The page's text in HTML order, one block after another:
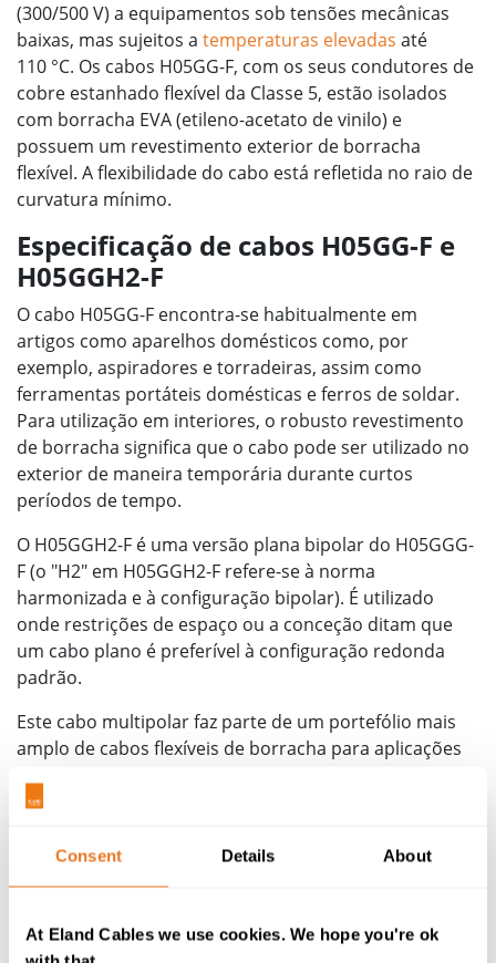
Consent Details About
At Eland Cables we use cookies. We hope you're ok
(300/500 V) a equipamentos sob tensões mecânicas
baixas, mas sujeitos a temperaturas elevadas até
110 °C. Os cabos H05GG-F, com os seus condutores de
cobre estanhado flexível da Classe 5, estão isolados
com borracha EVA (etileno-acetato de vinilo) e
possuem um revestimento exterior de borracha
flexível. A flexibilidade do cabo está refletida no raio de
curvatura mínimo.
Especificação de cabos H05GG-F e
H05GGH2-F
O cabo H05GG-F encontra-se habitualmente em
artigos como aparelhos domésticos como, por
exemplo, aspiradores e torradeiras, assim como
ferramentas portáteis domésticas e ferros de soldar.
Para utilização em interiores, o robusto revestimento
de borracha significa que o cabo pode ser utilizado no
exterior de maneira temporária durante curtos
períodos de tempo.
O H05GGH2-F é uma versão plana bipolar do H05GGG-
F (o "H2" em H05GGH2-F refere-se à norma
harmonizada e à configuração bipolar). É utilizado
onde restrições de espaço ou a conceção ditam que
um cabo plano é preferível à configuração redonda
padrão.
Este cabo multipolar faz parte de um portefólio mais
amplo de cabos flexíveis de borracha para aplicações
de alimentação para aplicações industriais, incluindo o
nosso portefólio para altas temperaturas, incluindo o
cabo de silicone H03S-K
Para mais informações sobre as especificações dos
cabos H05GG-F ou para obter assistência com a